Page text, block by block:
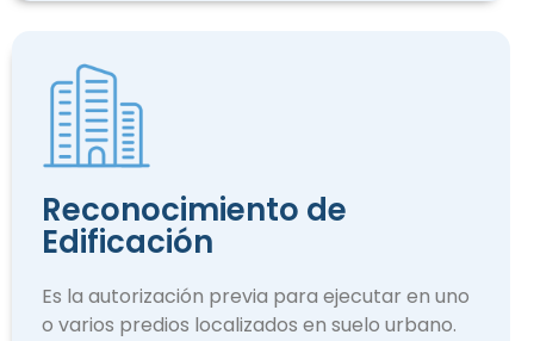
Reconocimiento de
Edificación
Es la autorización previa para ejecutar en uno
o varios predios localizados en suelo urbano.